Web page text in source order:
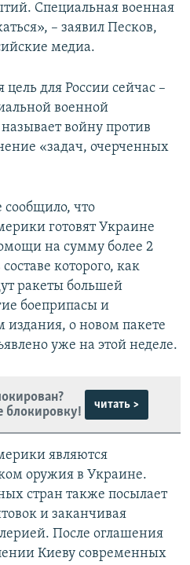
Специальная военная
– заявил Песков,
медиа.
для России сейчас –
военной
войну против
«задач, очерченных
сообщило, что
готовят Украине
на сумму более 2
которого, как
ракеты большей
боеприпасы и
о новом пакете
уже на этой неделе.
блокировку!
читать >
являются
оружия в Украине.
стран также посылает
и заканчивая
После оглашения
Киеву современных